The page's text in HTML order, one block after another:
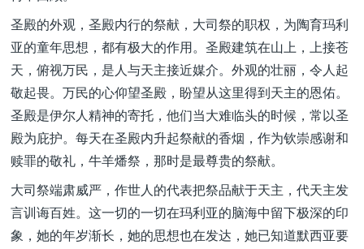
圣殿的外观，圣殿内行的祭献，大司祭的职权，为陶育玛利
亚的童年思想，都有极大的作用。圣殿建筑在山上，上接苍
天，俯视万民，是人与天主接近媒介。外观的壮丽，令人起
敬起畏。万民的心仰望圣殿，盼望从这里得到天主的恩佑。
圣殿是伊尔人精神的寄托，他们当大难临头的时候，常以圣
殿为庇护。每天在圣殿内升起祭献的香烟，作为钦崇感谢和
赎罪的敬礼，牛羊燔祭，那时是最尊贵的祭献。
大司祭端肃威严，作世人的代表把祭品献于天主，代天主发
言训诲百姓。这一切的一切在玛利亚的脑海中留下极深的印
象，她的年岁渐长，她的思想也在发达，她已知道默西亚要